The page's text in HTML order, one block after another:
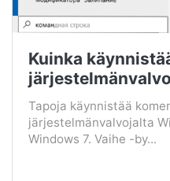
Kuinka
Tapoja käynnistää
järjestelmänvalvojalta
Windows 7. Vaihe -by...